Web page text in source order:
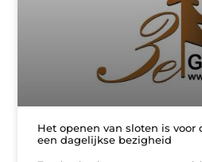
Het openen van sloten is voor
een dagelijkse bezigheid